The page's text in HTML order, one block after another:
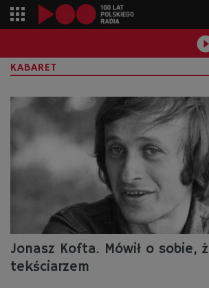
KABARET
Jonasz Kofta. Mówił o sobie,
tekściarzem